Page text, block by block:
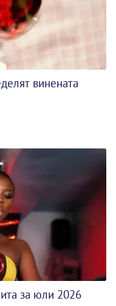
винената
за юли 2026